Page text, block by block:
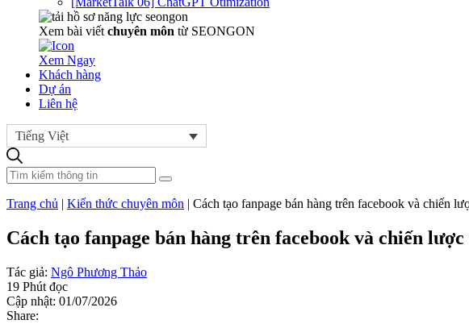
Xem bài viết chuyên môn từ SEONGON
Xem Ngay
Khách hàng
Dự án
Liên hệ
Tiếng Việt
Trang chủ | Kiến thức chuyên môn | Cách tạo fanpage bán hàng trên facebook và chiến
Cách tạo fanpage bán hàng trên facebook và chiến
Tác giả: Ngô Phương Thảo
19 Phút đọc
Cập nhật: 01/07/2026
Share: